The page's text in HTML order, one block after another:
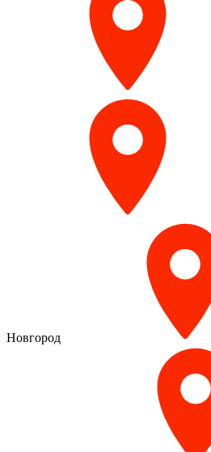
Новгород